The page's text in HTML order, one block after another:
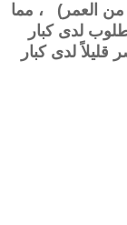
السن (66 إلى 79 سنة من العمر) ، مما
لدى كبار
قليلاً لدى كبار